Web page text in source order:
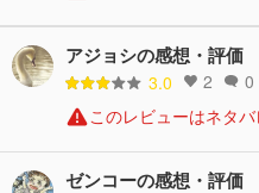
アジョシの感想・評価
3.0 2 0
このレビューはネタ
ゼンコーの感想・評価